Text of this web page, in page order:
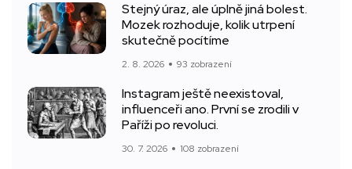
Stejný úraz, ale úplně jiná bolest.
Mozek rozhoduje, kolik utrpení
skutečně pocítíme
2. 8. 2026 93 zobrazení
Instagram ještě neexistoval,
influenceři ano. První se zrodili v
Paříži po revoluci.
30. 7. 2026 108 zobrazení